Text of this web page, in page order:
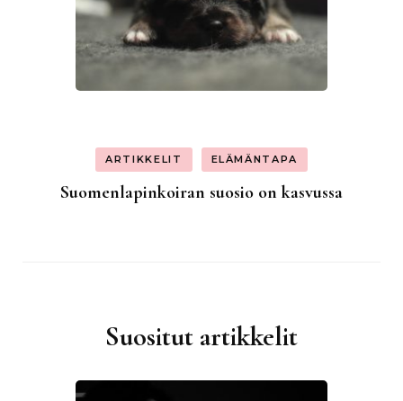
ARTIKKELIT ELÄMÄNTAPA
Suomenlapinkoiran suosio on kasvussa
Suositut artikkelit